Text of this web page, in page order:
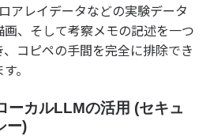
アレイデータなどの実験データ
、そして考察メモの記述を一つ
コピペの手間を完全に排除でき
。
ーカルLLMの活用 (セキュ
ー)